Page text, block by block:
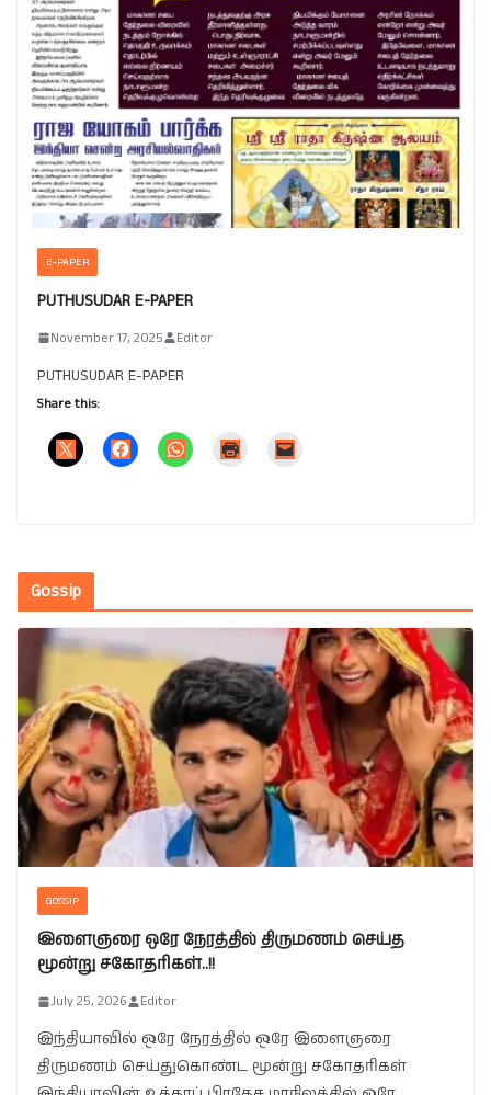
E-PAPER
PUTHUSUDAR E-PAPER
November 17, 2025 Editor
PUTHUSUDAR E-PAPER
Share this:
Gossip
GOSSIP
இளைஞரை ஒரே நேரத்தில் திருமணம் செய்த
மூன்று சகோதரிகள்..!!
July 25, 2026 Editor
இந்தியாவில் ஒரே நேரத்தில் ஒரே இளைஞரை
திருமணம் செய்துகொண்ட மூன்று சகோதரிகள்